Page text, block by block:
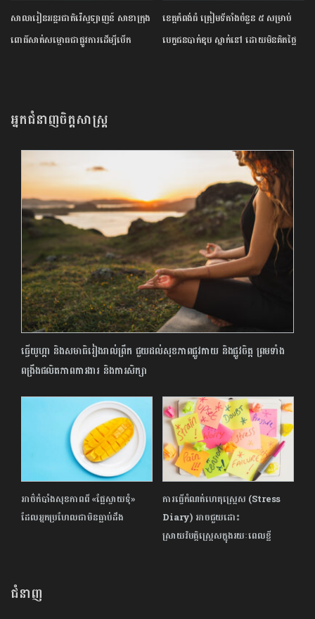
សាលារៀន​អន្តរជាតិ​វ៉េស្ទឡាញន៍​ ​សាខា​ក្រុង​
ពោធិ៍សាត់​សម្ពោធ​ជា​ផ្លូវការ​​ដើម្បី​បើក​
ខេត្ត​កំពង់ធំ​ ត្រៀម​ទីតាំង​ចំនួន​ ​៥​ ​សម្រាប់​
បេក្ខជន​បាក់ឌុប ស្នាក់នៅ ​ដោយ​មិន​គិត​ថ្លៃ​
អ្នកជំនាញចិត្តសាស្រ្ត
ធ្វើយូហ្គា និងសមាធិរៀងរាល់ព្រឹក ជួយ​ដល់សុខភាពផ្លូវកាយ និង​ផ្លូវចិត្ត ព្រមទាំង
ពង្រឹងផលិតភាពការងារ និង​ការសិក្សា
អាថ៌កំបាំងសុខភាពពី «ផ្លែស្វាយទុំ»
ដែលអ្នកប្រហែលជាមិនធ្លាប់ដឹង
ការធ្វើកំណត់ហេតុស្ត្រេស (Stress
Diary) អាចជួយដោះ
ស្រាយវិបត្តិស្ត្រេសក្នុងរយៈពេលខ្លី
ជំនាញ